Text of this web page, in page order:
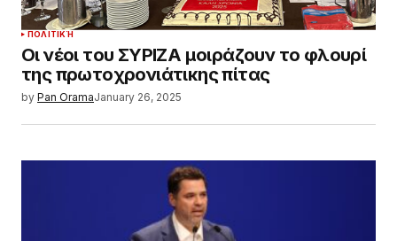
ΠΟΛΙΤΙΚΉ
Οι νέοι του ΣΥΡΙΖΑ μοιράζουν το φλουρί
της πρωτοχρονιάτικης πίτας
by Pan OramaJanuary 26, 2025